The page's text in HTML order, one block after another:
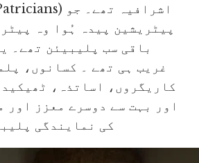
پیٹریشین پیدہ ہُوا وہ
باقی سب پلیبیئن تھے۔
کاریگروں، اساتذہ،
اور بہت سے دوسرے معزز اور
کی نمایندگی